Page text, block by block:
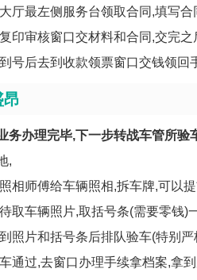
厅最左侧服务台领取合同,填写
印审核窗口交材料和合同,交完
号后去到收款领票窗口交钱领
务办理完毕,下一步转战车管所验
,
相师傅给车辆照相,拆车牌,可以
取车辆照片,取括号条(需要零钱)
照片和括号条后排队验车(特别严
通过,去窗口办理手续拿档案,拿